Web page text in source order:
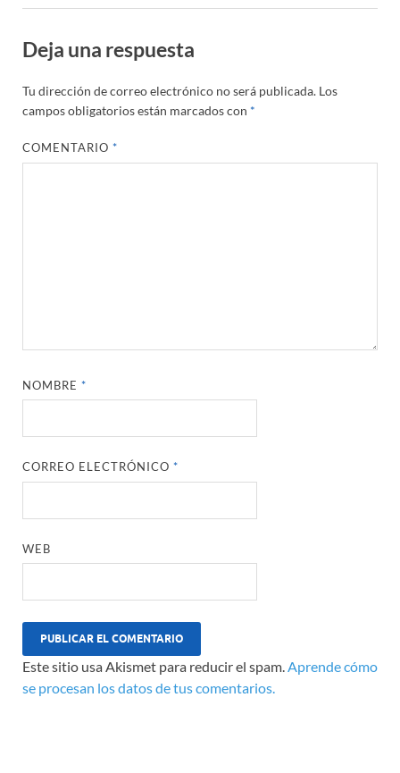
Deja una respuesta
Tu dirección de correo electrónico no será publicada. Los
campos obligatorios están marcados con *
COMENTARIO*
NOMBRE*
CORREO ELECTRÓNICO*
WEB
Este sitio usa Akismet para reducir el spam.Aprende cómo
se procesan los datos de tus comentarios.